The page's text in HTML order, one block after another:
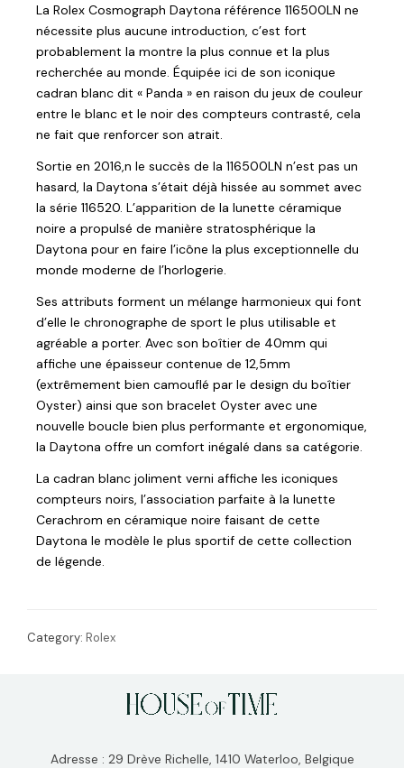
La Rolex Cosmograph Daytona référence 116500LN ne
nécessite plus aucune introduction, c’est fort
probablement la montre la plus connue et la plus
recherchée au monde. Équipée ici de son iconique
cadran blanc dit « Panda » en raison du jeux de couleur
entre le blanc et le noir des compteurs contrasté, cela
ne fait que renforcer son atrait.
Sortie en 2016,n le succès de la 116500LN n’est pas un
hasard, la Daytona s’était déjà hissée au sommet avec
la série 116520. L’apparition de la lunette céramique
noire a propulsé de manière stratosphérique la
Daytona pour en faire l’icône la plus exceptionnelle du
monde moderne de l’horlogerie.
Ses attributs forment un mélange harmonieux qui font
d’elle le chronographe de sport le plus utilisable et
agréable a porter. Avec son boîtier de 40mm qui
affiche une épaisseur contenue de 12,5mm
(extrêmement bien camouflé par le design du boîtier
Oyster) ainsi que son bracelet Oyster avec une
nouvelle boucle bien plus performante et ergonomique,
la Daytona offre un comfort inégalé dans sa catégorie.
La cadran blanc joliment verni affiche les iconiques
compteurs noirs, l’association parfaite à la lunette
Cerachrom en céramique noire faisant de cette
Daytona le modèle le plus sportif de cette collection
de légende.
Category: Rolex
Adresse : 29 Drève Richelle, 1410 Waterloo, Belgique